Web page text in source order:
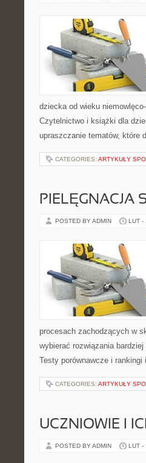
dziecka od wieku
Czytelnictwo i książki dla
upraszczanie tematów, które
CATEGORIES: ARTYKUŁY
PIELĘGNACJA
POSTED BY ADMIN LUT -
procesach zachodzących w
wybierać rozwiązania
Testy porównawcze i
CATEGORIES: ARTYKUŁY
UCZNIOWIE I
POSTED BY ADMIN LUT -